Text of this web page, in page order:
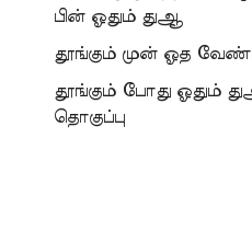
பின் ஓதும் துஆ
தூங்கும் முன் ஓத
தூங்கும் போது ஓதும்
தொகுப்பு